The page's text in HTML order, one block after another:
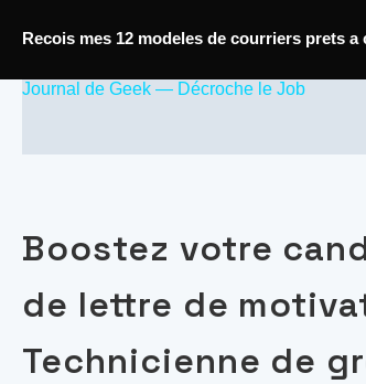
Passer
contenu
Journal de Geek — Décroche le Job
Boostez votre
de lettre de
Technicienne de
Recois mes 12 modeles de courriers prets a